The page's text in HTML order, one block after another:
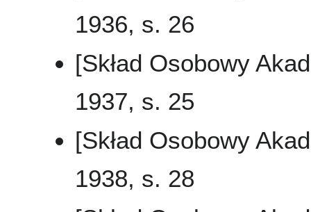
1936, s. 26
[Skład Osobowy
1937, s. 25
[Skład Osobowy
1938, s. 28